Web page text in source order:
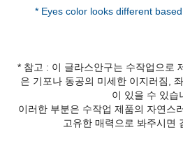
* 참고 : 이 글라스안구는 수작업으로
은 기포나 동공의 미세한 이지러짐,
이 있을 수 있습
이러한 부분은 수작업 제품의 자연스
고유한 매력으로 봐주시면